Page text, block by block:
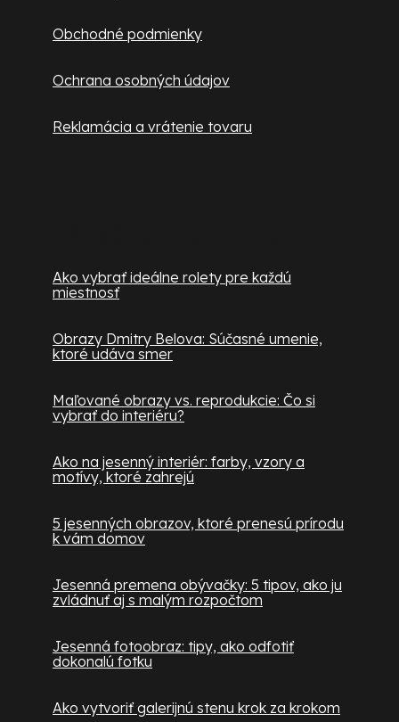
Obchodné podmienky
Ochrana osobných údajov
Reklamácia a vrátenie tovaru
Ako vybrať ideálne rolety pre každú
miestnosť
Obrazy Dmitry Belova: Súčasné umenie,
ktoré udáva smer
Maľované obrazy vs. reprodukcie: Čo si
vybrať do interiéru?
Ako na jesenný interiér: farby, vzory a
motívy, ktoré zahrejú
5 jesenných obrazov, ktoré prenesú prírodu
k vám domov
Jesenná premena obývačky: 5 tipov, ako ju
zvládnuť aj s malým rozpočtom
Jesenná fotoobraz: tipy, ako odfotiť
dokonalú fotku
Ako vytvoriť galerijnú stenu krok za krokom